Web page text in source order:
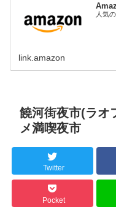
人気
link.amazon
饒河街夜市(ラ
メ満喫夜市
Twitter
Pocket